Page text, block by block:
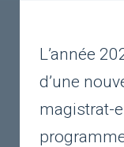
L’année
d’une
magistrat-